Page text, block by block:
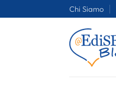
Chi Siamo